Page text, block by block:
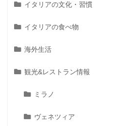
イタリアの文化・習慣
イタリアの食べ物
海外生活
観光&レストラン情報
ミラノ
ヴェネツィア